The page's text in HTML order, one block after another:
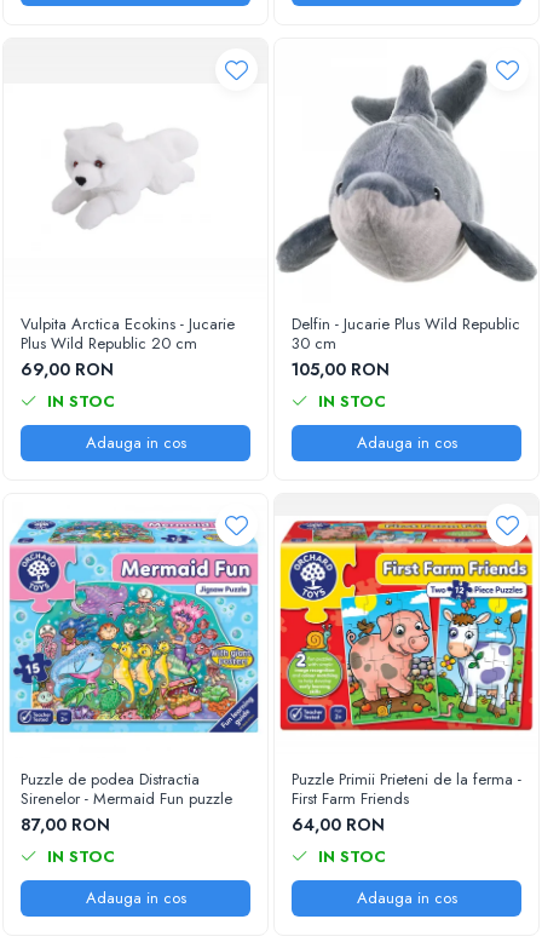
Vulpita Arctica Ecokins - Jucarie
Plus Wild Republic 20 cm
69,00 RON
IN STOC
Adauga in cos
Delfin - Jucarie Plus Wild Republic
30 cm
105,00 RON
IN STOC
Adauga in cos
Puzzle de podea Distractia
Sirenelor - Mermaid Fun puzzle
87,00 RON
IN STOC
Adauga in cos
Puzzle Primii Prieteni de la ferma -
First Farm Friends
64,00 RON
IN STOC
Adauga in cos